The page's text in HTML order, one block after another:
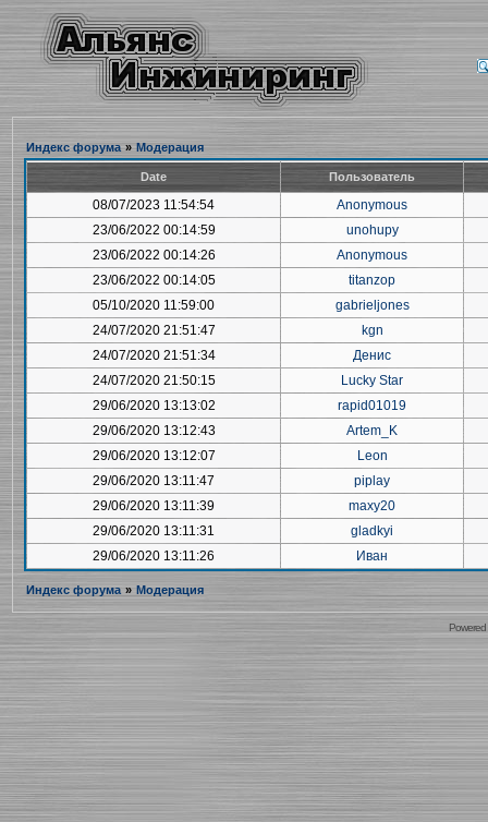
Индекс форума » Модерация
Date Пользователь
08/07/2023 11:54:54
Anonymous
23/06/2022 00:14:59
unohupy
23/06/2022 00:14:26
Anonymous
23/06/2022 00:14:05
titanzop
05/10/2020 11:59:00
gabrieljones
24/07/2020 21:51:47
kgn
24/07/2020 21:51:34
Денис
24/07/2020 21:50:15
Lucky Star
29/06/2020 13:13:02
rapid01019
29/06/2020 13:12:43
Artem_K
29/06/2020 13:12:07
Leon
29/06/2020 13:11:47
piplay
29/06/2020 13:11:39
maxy20
29/06/2020 13:11:31
gladkyi
29/06/2020 13:11:26
Иван
Индекс форума » Модерация